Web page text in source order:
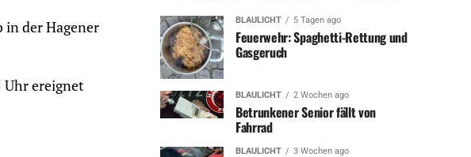
in der Hagener
Uhr ereignet
BLAULICHT 5 Tagen ago
Feuerwehr: Spaghetti-Rettung und
Gasgeruch
BLAULICHT 2 Wochen ago
Betrunkener Senior fällt von
Fahrrad
BLAULICHT 3 Wochen ago